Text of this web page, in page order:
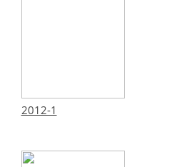
2012-1